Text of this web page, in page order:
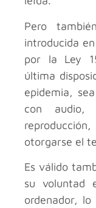
Pero
introducida
por la Ley
última
epidemia,
con audio,
otorgarse el
Es válido
su voluntad
ordenador,